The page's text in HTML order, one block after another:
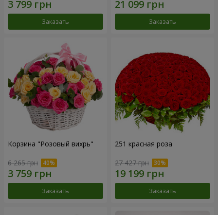
Заказать Заказать
Корзина "Розовый вихрь"
6 265 грн
Заказать
251 красная роза
27 427 грн
Заказать